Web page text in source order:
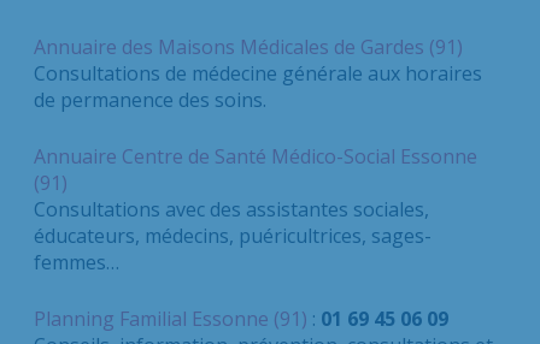
Annuaire des Maisons Médicales de Gardes (91)
Consultations de médecine générale aux horaires
de permanence des soins.
Annuaire Centre de Santé Médico-Social Essonne
(91)
Consultations avec des assistantes sociales,
éducateurs, médecins, puéricultrices, sages-
femmes…
Planning Familial Essonne (91) : 01 69 45 06 09